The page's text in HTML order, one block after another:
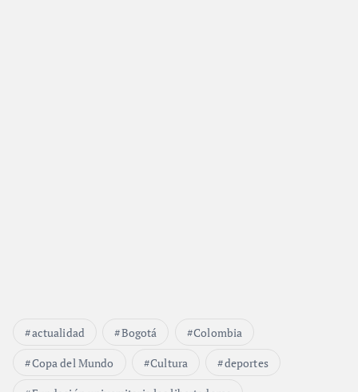
actualidad Bogotá
Colombia
Copa del Mundo
Cultura
deportes